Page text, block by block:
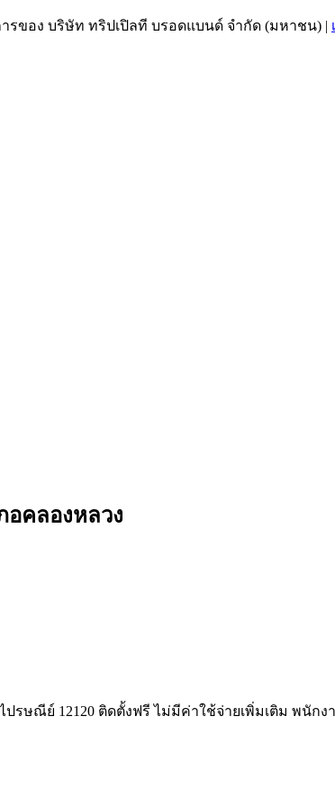
รของ บริษัท ทริปเปิลที บรอดแบนด์ จำกัด (มหาชน) |
คลองหลวง
รษณีย์ 12120 ติดตั้งฟรี ไม่มีค่าใช้จ่ายเพิ่มเติม พนัก